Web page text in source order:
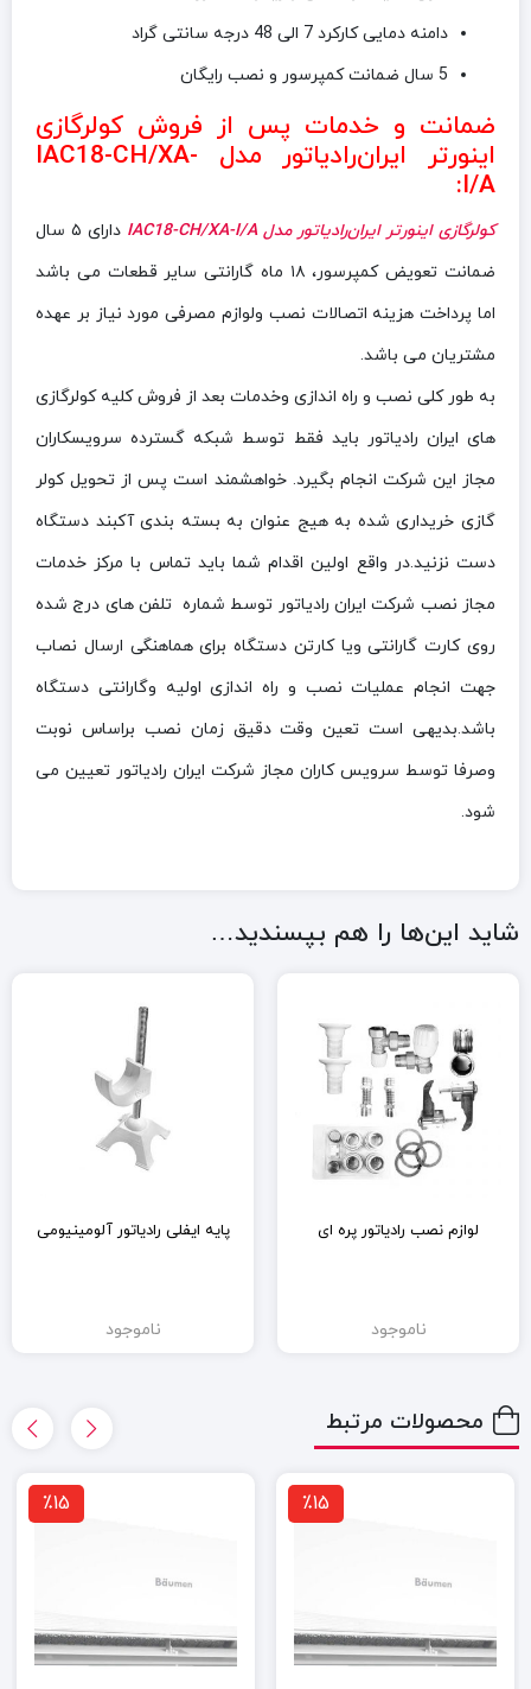
دامنه دمایی کارکرد 7 الی 48 درجه سانتی گراد
5 سال ضمانت کمپرسور و نصب رایگان
ضمانت و خدمات پس از فروش کولرگازی
اینورتر ایران‌رادیاتور مدل IAC18-CH/XA-
I/A:
کولرگازی اینورتر ایران‌رادیاتور مدل IAC18-CH/XA-I/A
دارای ۵ سال
ضمانت تعویض کمپرسور، ۱۸ ماه گارانتی سایر قطعات می باشد
اما پرداخت هزینه اتصالات نصب ولوازم مصرفی مورد نیاز بر عهده
مشتریان می باشد.
به طور کلی نصب و راه اندازی وخدمات بعد از فروش کلیه کولرگازی
های ایران رادیاتور باید فقط توسط شبکه گسترده سرویسکاران
مجاز این شرکت انجام بگیرد. خواهشمند است پس از تحویل کولر
گازی خریداری شده به هیج عنوان به بسته بندی آکبند دستگاه
دست نزنید.در واقع اولین اقدام شما باید تماس با مرکز خدمات
مجاز نصب شرکت ایران رادیاتور توسط شماره تلفن های درج شده
روی کارت گارانتی ویا کارتن دستگاه برای هماهنگی ارسال نصاب
جهت انجام عملیات نصب و راه اندازی اولیه وگارانتی دستگاه
باشد.بدیهی است تعین وقت دقیق زمان نصب براساس نوبت
وصرفا توسط سرویس کاران مجاز شرکت ایران رادیاتور تعیین می
شود.
شاید این‌ها را هم بپسندید…
لوازم نصب رادیاتور پره ای
ناموجود
پایه ایفلی رادیاتور آلومینیومی
ناموجود
محصولات مرتبط
٪15 ٪15